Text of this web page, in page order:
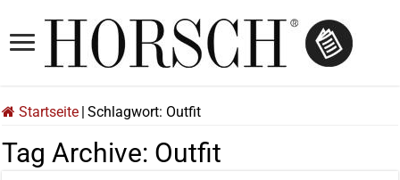
Startseite Schlagwort: Outfit
Tag Archive: Outfit